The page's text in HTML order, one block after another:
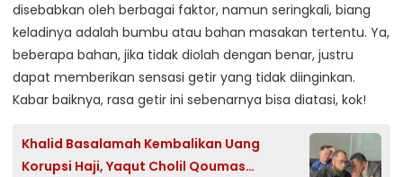
disebabkan oleh berbagai faktor, namun seringkali, biang
keladinya adalah bumbu atau bahan masakan tertentu. Ya,
beberapa bahan, jika tidak diolah dengan benar, justru
dapat memberikan sensasi getir yang tidak diinginkan.
Kabar baiknya, rasa getir ini sebenarnya bisa diatasi, kok!
Khalid Basalamah Kembalikan Uang
Korupsi Haji, Yaqut Cholil Qoumas